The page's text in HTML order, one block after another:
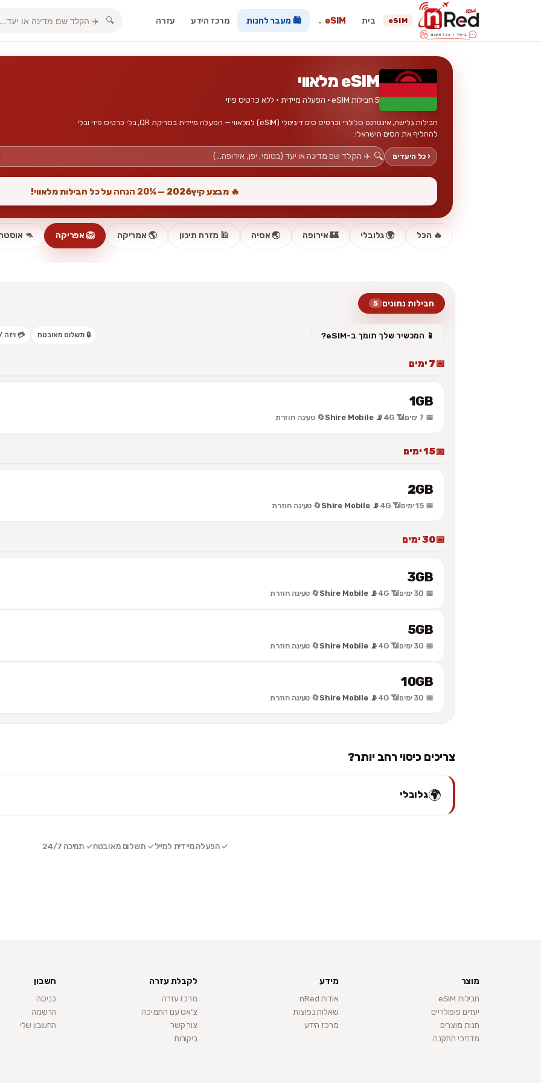
eSIM בית eSIM
⌄ 🛍️ מעבר לחנות מרכז הידע עזרה 🔍
eSIM מלאווי
5 חבילות eSIM · הפעלה מיידית · ללא כרטיס פיזי
חבילות גלישה, אינטרנט סלולרי וכרטיס סים דיגיטלי (eSIM) למלאווי — הפעלה מיידית בסריקת QR, בלי כרטיס פיזי ובלי
להחליף את הסים הישראלי.
‹ כל היעדים 🔍
🔥 מבצע קיץ2026 — 20% הנחה על כל חבילות מלאווי!
🔥 הכל 🌍 גלובלי 🏰 אירופה 🌏 אסיה 🕌 מזרח תיכון 🌎 אמריקה 🦁 אפריקה 🦘
חבילות נתונים 5
📱 המכשיר שלך תומך ב-eSIM? 🔒 תשלום מאובטח 💳
7 ימים
1GB
📅 7 ימים 📶 4G
📡 Shire Mobile 🔄 טעינה חוזרת
15 ימים
2GB
📅 15 ימים 📶 4G
📡 Shire Mobile 🔄 טעינה חוזרת
30 ימים
3GB
📅 30 ימים 📶 4G
📡 Shire Mobile 🔄 טעינה חוזרת
5GB
📅 30 ימים 📶 4G
📡 Shire Mobile 🔄 טעינה חוזרת
10GB
📅 30 ימים 📶 4G
📡 Shire Mobile 🔄 טעינה חוזרת
צריכים כיסוי רחב יותר?
🌍גלובלי
✓ הפעלה מיידית למייל✓ תשלום מאובטח✓ תמיכה 24/7
מוצר
חבילות eSIM
יעדים פופולריים
חנות מוצרים
מדריכי התקנה
מידע
אודות nRed
שאלות נפוצות
מרכז הידע
לקבלת עזרה
מרכז עזרה
צ׳אט עם התמיכה
צור קשר
ביקורות
חשבון
כניסה
הרשמה
החשבון שלי